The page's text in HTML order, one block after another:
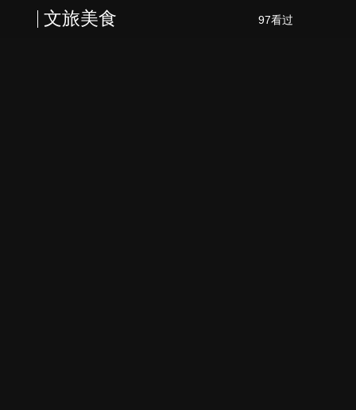
文旅美食 97看过